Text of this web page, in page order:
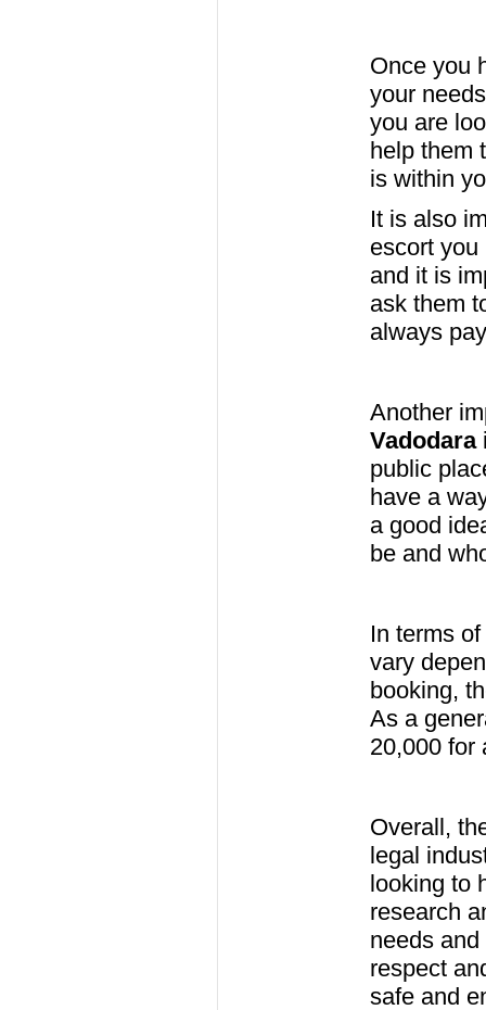
Once you
your
you are
help them
is within
It is also
escort
and it is
ask them
always
Another
Vadodara
public
have a
a good
be and
In terms
vary
booking,
As a
20,000 for
Overall,
legal
looking to
research
needs
respect
safe and